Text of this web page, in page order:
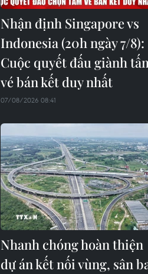
Nhận định Singapore vs
Indonesia (20h ngày 7/8):
Cuộc quyết đấu giành
vé bán kết duy nhất
07/08/2026 08:41
Nhanh chóng hoàn thiện
dự án kết nối vùng, sân